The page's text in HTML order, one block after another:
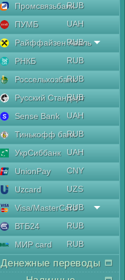
ПромсвязьбанкRUB
ПУМБ
UAH
Райффайзен Аваль
RUB
РНКБ
RUB
РоссельхозбанкRUB
Русский Стандарт
RUB
Sense Bank
UAH
Тинькофф банкRUB
УкрСиббанк
UAH
UnionPay
CNY
Uzcard
UZS
Visa/MasterCard
RUB
ВТБ24
RUB
МИР card
RUB
Денежные переводы